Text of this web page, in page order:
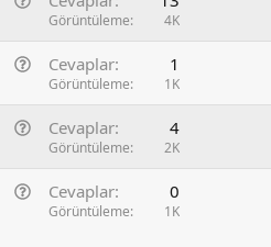
o
u
e
S
r
n
e
S
r
Görüntüleme 4K
G
n
e
S
Cevaplar 1
Görüntüleme 1K
G
n
e
Cevaplar 4
Görüntüleme 2K
G
Cevaplar 0
Görüntüleme 1K